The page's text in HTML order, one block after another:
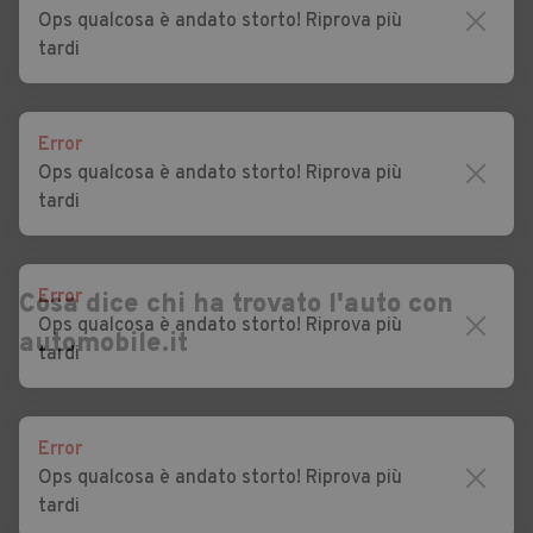
Auto usate Frassino
Auto usate Genola
Auto usate Gottasecca
Auto usate Igliano Auto usate Isasca
Auto usate La Morra
Auto usate Lequio Berria Auto usate Lequio Tanaro
Auto usate Lesegno
Auto usate Limone
Piemonte
Auto usate Lisio
Cosa dice chi ha trovato l'auto con
automobile.it
Ops qualcosa è andato storto! Riprova più
tardi
Error
Ops qualcosa è andato storto! Riprova più
tardi
Error
Ops qualcosa è andato storto! Riprova più
tardi
Error
Ops qualcosa è andato storto! Riprova più
tardi